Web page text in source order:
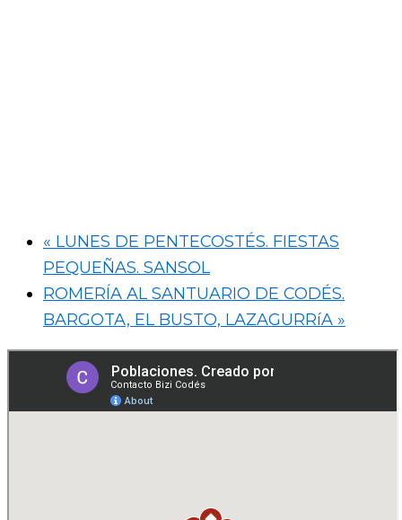
« LUNES DE PENTECOSTÉS. FIESTAS
PEQUEÑAS. SANSOL
ROMERÍA AL SANTUARIO DE CODÉS.
BARGOTA, EL BUSTO, LAZAGURRíA »